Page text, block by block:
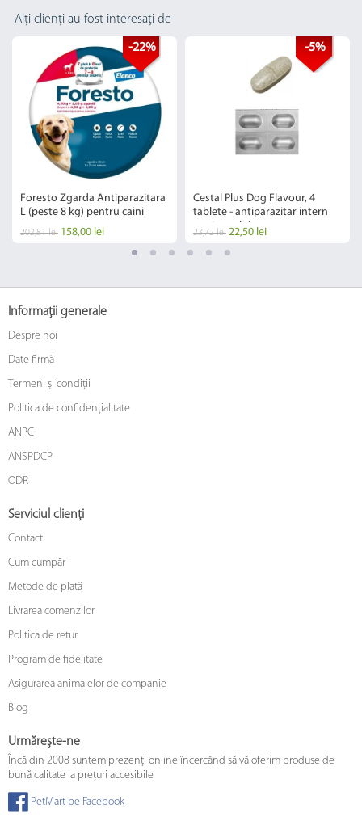
Alți clienți au fost interesați de
-22%
Foresto Zgarda Antiparazitara
L (peste 8 kg) pentru caini
202,81 lei 158,00 lei
-5%
Cestal Plus Dog Flavour, 4
tablete - antiparazitar intern
pentru caini
23,72 lei 22,50 lei
Informații generale
Despre noi
Date firmă
Termeni și condiții
Politica de confidențialitate
ANPC
ANSPDCP
ODR
Serviciul clienți
Contact
Cum cumpăr
Metode de plată
Livrarea comenzilor
Politica de retur
Program de fidelitate
Asigurarea animalelor de companie
Blog
Urmărește-ne
Încă din 2008 suntem prezenți online încercând să vă oferim produse de
bună calitate la prețuri accesibile
PetMart pe Facebook